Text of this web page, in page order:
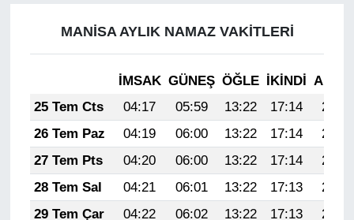
MANİSA AYLIK NAMAZ VAKITLERI
İMSAK GÜNEŞ ÖĞLE İKINDI
25 Tem Cts
04:17 05:59 13:22 17:14
20:35
26 Tem Paz
04:19 06:00 13:22 17:14
20:34
27 Tem Pts
04:20 06:00 13:22 17:14
20:33
28 Tem Sal
04:21 06:01 13:22 17:13
20:33
29 Tem Çar
04:22 06:02 13:22 17:13
20:32